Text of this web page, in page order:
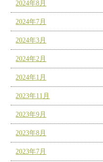
2024年8月
2024年7月
2024年3月
2024年2月
2024年1月
2023年11月
2023年9月
2023年8月
2023年7月